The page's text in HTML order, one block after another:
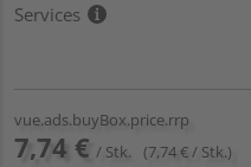
Services
vue.ads.buyBox.price.rrp
7,74 € / Stk. (7,74 € / Stk.)